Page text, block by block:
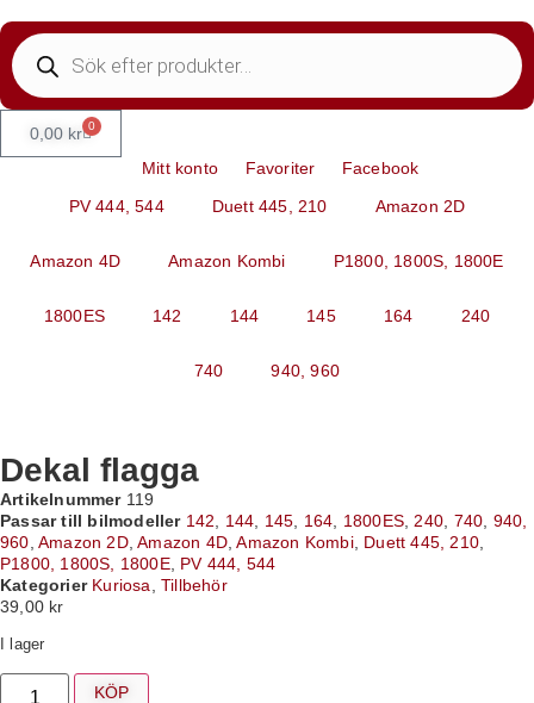
0,00 kr 0
Mitt konto Favoriter
Facebook
PV 444, 544
Duett 445, 210 Amazon 2D
Amazon 4D Amazon Kombi P1800, 1800S, 1800E
1800ES 142 144 145 164 240
740 940, 960
Dekal flagga
Artikelnummer 119
Passar till bilmodeller 142 144 145 164 1800ES 240 740 940,
960 ,Amazon 2D,Amazon 4D ,Amazon Kombi, Duett 445, 210
P1800, 1800S, 1800E, PV 444, 544
Kategorier Kuriosa ,Tillbehör
39,00 kr
I lager
KÖP